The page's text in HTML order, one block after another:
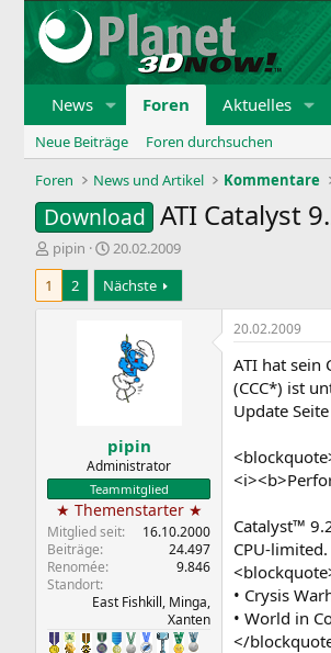
News Foren Aktuelles
Neue Beiträge
Foren durchsuchen
Foren
News und Artikel Kommentare
Download ATI Catalyst
E
r
t
pipin
E
r
s
t
t
a
20.02.2009
1
2 Nächste
pipin
Administrator
Teammitglied
★ Themenstarter ★
Mitglied seit
16.10.2000
Beiträge
24.497
Renomée
9.846
Standort
East Fishkill, Minga,
Xanten
20.02.2009
ATI hat sein
(CCC*) ist
Update
Catalyst™
CPU-
• Crysis
• World in
</